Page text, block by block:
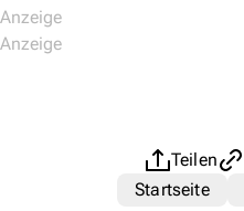
Teilen
Startseite